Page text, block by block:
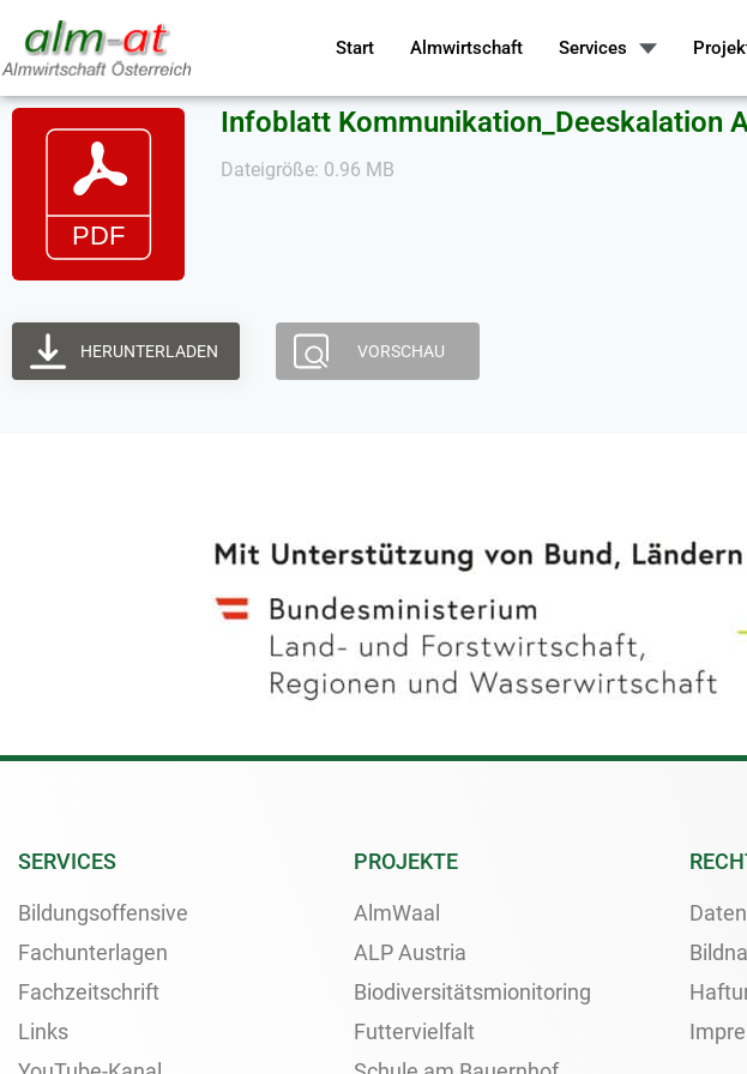
Start Almwirtschaft Services
Infoblatt Kommunikation_Deeskalation
Dateigröße: 0.96 MB
HERUNTERLADEN VORSCHAU
SERVICES
Bildungsoffensive
Fachunterlagen
Fachzeitschrift
Links
PROJEKTE
AlmWaal
ALP Austria
Biodiversitätsmionitoring
Futtervielfalt